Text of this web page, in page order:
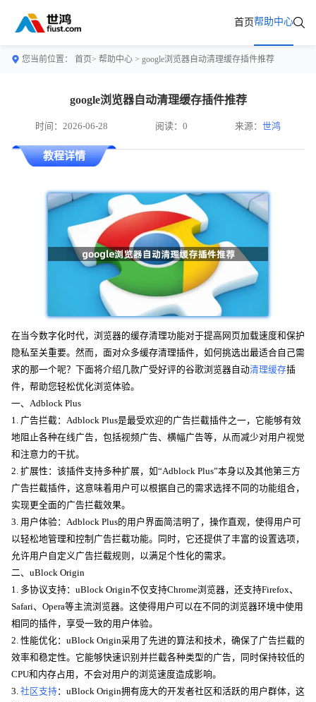
首页帮助中心
您当前位置： 首页> 帮助中心 > google浏览器自动清理缓存插件推荐
google浏览器自动清理缓存插件推荐
时间：2026-06-28 阅读：0 来源：世鸿
教程详情
在当今数字化时代，浏览器的缓存清理功能对于提高网页加载速度和保护
隐私至关重要。然而，面对众多缓存清理插件，如何挑选出最适合自己需
求的那一个呢？下面将介绍几款广受好评的谷歌浏览器自动清理缓存插
件，帮助您轻松优化浏览体验。
一、Adblock Plus
1. 广告拦截：Adblock Plus是最受欢迎的广告拦截插件之一，它能够有效
地阻止各种在线广告，包括视频广告、横幅广告等，从而减少对用户视觉
和注意力的干扰。
2. 扩展性：该插件支持多种扩展，如“Adblock Plus”本身以及其他第三方
广告拦截插件，这意味着用户可以根据自己的需求选择不同的功能组合，
实现更全面的广告拦截效果。
3. 用户体验：Adblock Plus的用户界面简洁明了，操作直观，使得用户可
以轻松地管理和控制广告拦截功能。同时，它还提供了丰富的设置选项，
允许用户自定义广告拦截规则，以满足个性化的需求。
二、uBlock Origin
1. 多协议支持：uBlock Origin不仅支持Chrome浏览器，还支持Firefox、
Safari、Opera等主流浏览器。这使得用户可以在不同的浏览器环境中使用
相同的插件，享受一致的用户体验。
2. 性能优化：uBlock Origin采用了先进的算法和技术，确保了广告拦截的
效率和稳定性。它能够快速识别并拦截各种类型的广告，同时保持较低的
CPU和内存占用，不会对用户的浏览速度造成影响。
3. 社区支持：uBlock Origin拥有庞大的开发者社区和活跃的用户群体，这